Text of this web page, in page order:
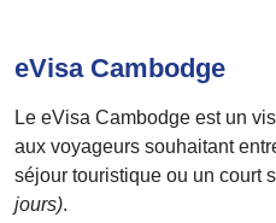
eVisa Cambodge
Le eVisa Cambodge est un
aux voyageurs souhaitant
séjour touristique ou un court
jours).